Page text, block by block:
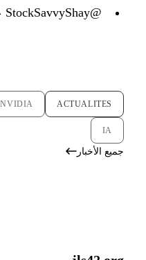
@StockSavvyShay على X - Alpamayo
ACTUALITES
NVIDIA
IA
جميع الأخبار